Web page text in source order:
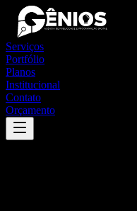
Serviços
Portfólio
Planos
Institucional
Contato
Orçamento